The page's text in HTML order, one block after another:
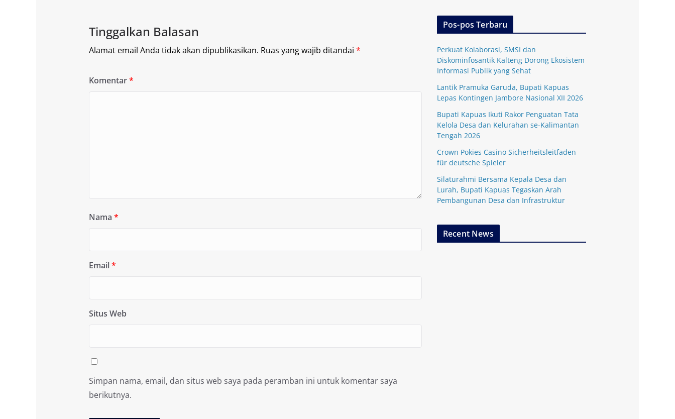
Tinggalkan Balasan
Alamat email Anda tidak akan dipublikasikan. Ruas yang wajib ditandai *
Komentar*
Nama *
Email*
Situs Web
Simpan nama, email, dan situs web saya pada peramban ini untuk komentar saya
berikutnya.
Pos-pos Terbaru
Perkuat Kolaborasi, SMSI dan
Diskominfosantik Kalteng Dorong Ekosistem
Informasi Publik yang Sehat
Lantik Pramuka Garuda, Bupati Kapuas
Lepas Kontingen Jambore Nasional XII 2026
Bupati Kapuas Ikuti Rakor Penguatan Tata
Kelola Desa dan Kelurahan se-Kalimantan
Tengah 2026
Crown Pokies Casino Sicherheitsleitfaden
für deutsche Spieler
Silaturahmi Bersama Kepala Desa dan
Lurah, Bupati Kapuas Tegaskan Arah
Pembangunan Desa dan Infrastruktur
Recent News